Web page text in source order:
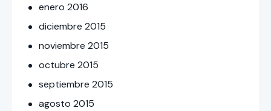
enero2016
diciembre2015
noviembre2015
octubre2015
septiembre2015
agosto2015